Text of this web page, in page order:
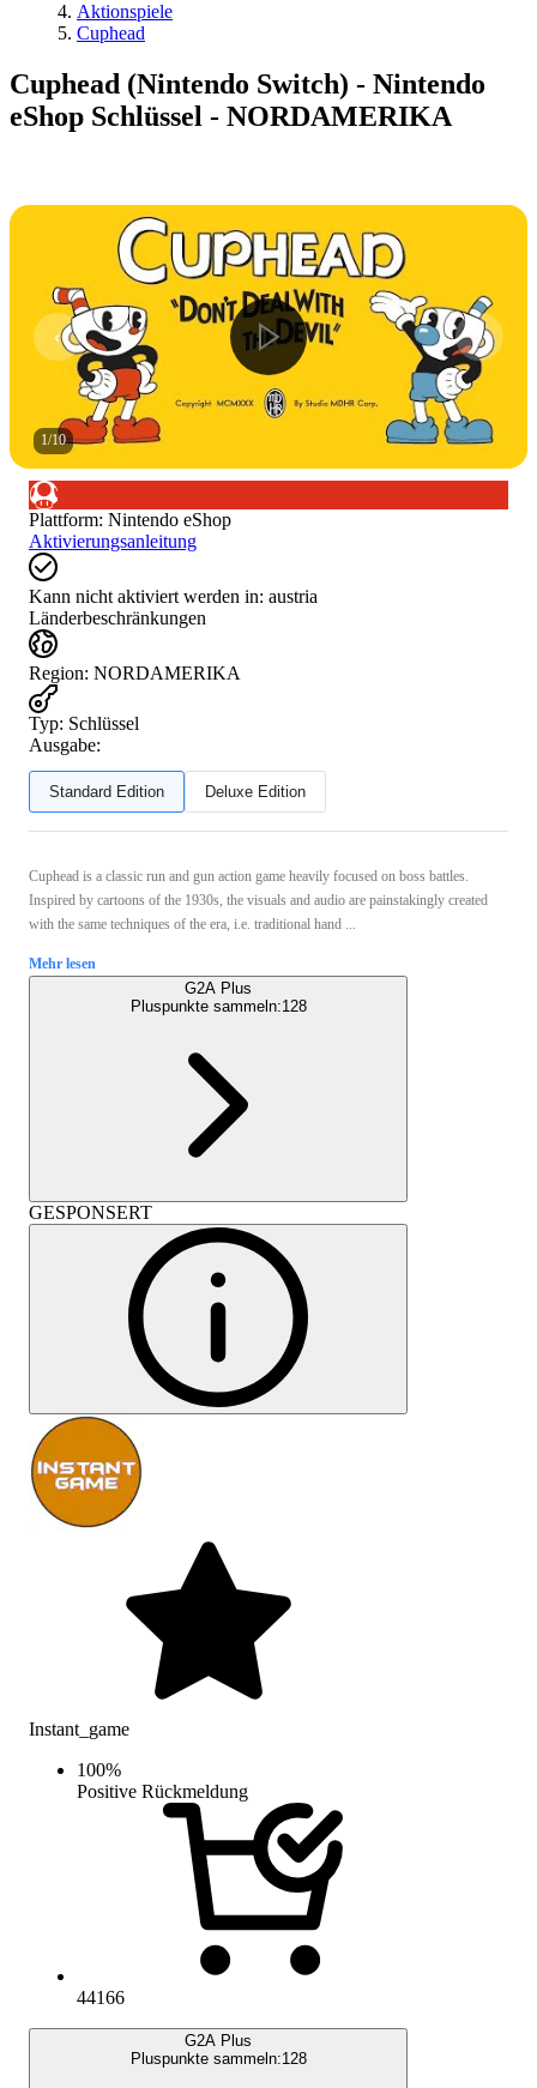
Aktionspiele
Cuphead
Cuphead (Nintendo Switch) - Nintendo
eShop Schlüssel - NORDAMERIKA
1/10
Plattform: Nintendo eShop
Aktivierungsanleitung
Kann nicht aktiviert werden in: austria
Länderbeschränkungen
Region: NORDAMERIKA
Typ: Schlüssel
Ausgabe:
Standard Edition Deluxe Edition
Cuphead is a classic run and gun action game heavily focused on boss battles.
Inspired by cartoons of the 1930s, the visuals and audio are painstakingly created
with the same techniques of the era, i.e. traditional hand ...
Mehr lesen
G2A Plus
Pluspunkte sammeln:128
GESPONSERT
Instant_game
100%
Positive Rückmeldung
44166
G2A Plus
Pluspunkte sammeln:128